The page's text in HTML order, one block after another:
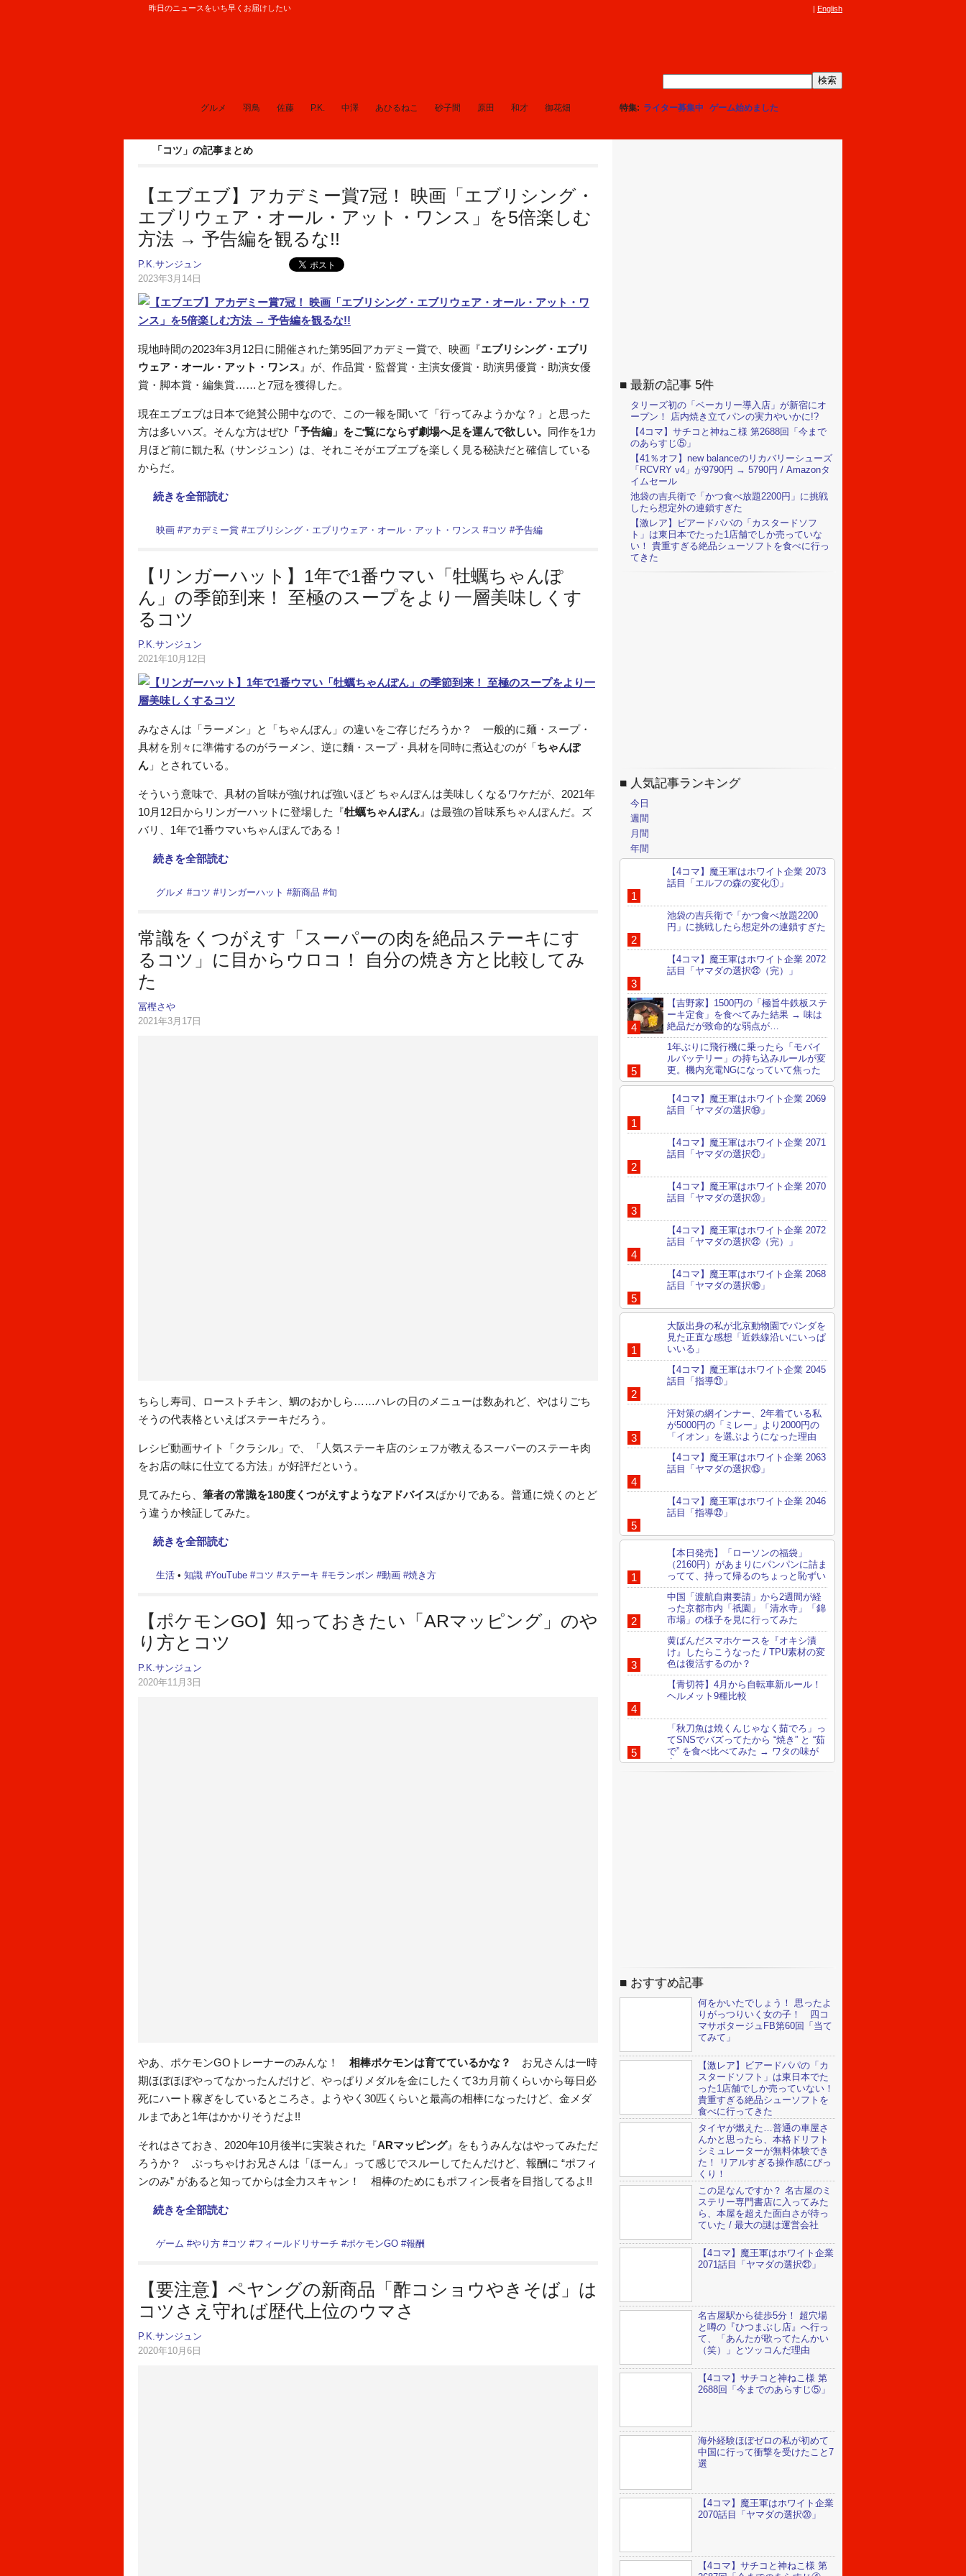
昨日のニュースをいち早くお届けしたい English
グルメ 羽鳥 佐藤 P.K. 中澤 あひるねこ 砂子間 原田 和才 御花畑 特集 ライター募集中 ゲーム始めました
「コツ」の記事まとめ
【エブエブ】アカデミー賞7冠！ 映画「エブリシング・
エブリウェア・オール・アット・ワンス」を5倍楽しむ
方法 → 予告編を観るな!!
P.K.サンジュン
2023年3月14日
現地時間の2023年3月12日に開催された第95回アカデミー賞で、映画『エブリシング・エブリ
ウェア・オール・アット・ワンス 』が、作品賞・監督賞・主演女優賞・助演男優賞・助演女優
賞・脚本賞・編集賞……と7冠を獲得した。
現在エブエブは日本で絶賛公開中なので、この一報を聞いて「行ってみようかな？」と思った
方は多いハズ。そんな方はぜひ 「予告編」をご覧にならず劇場へ足を運んで欲しい。 同作を1カ
月ほど前に観た私（サンジュン）は、それこそがエブエブを楽しく見る秘訣だと確信している
からだ。
続きを全部読む
映画 #アカデミー賞 #エブリシング・エブリウェア・オール・アット・ワンス #コツ #予告編
【リンガーハット】1年で1番ウマい「牡蠣ちゃんぽ
ん」の季節到来！ 至極のスープをより一層美味しくす
るコツ
P.K.サンジュン
2021年10月12日
みなさんは「ラーメン」と「ちゃんぽん」の違いをご存じだろうか？ 一般的に麺・スープ・
具材を別々に準備するのがラーメン、逆に麵・スープ・具材を同時に煮込むのが「ちゃんぽ
ん 」とされている。
そういう意味で、具材の旨味が強ければ強いほど ちゃんぽんは美味しくなるワケだが、2021年
10月12日からリンガーハットに登場した『牡蠣ちゃんぽん 』は最強の旨味系ちゃんぽんだ。ズ
バリ、1年で1番ウマいちゃんぽんである！
続きを全部読む
グルメ #コツ #リンガーハット #新商品 #旬
常識をくつがえす「スーパーの肉を絶品ステーキにす
るコツ」に目からウロコ！ 自分の焼き方と比較してみ
た
冨樫さや
2021年3月17日
ちらし寿司、ローストチキン、鯛のおかしら……ハレの日のメニューは数あれど、やはりごち
そうの代表格といえばステーキだろう。
レシピ動画サイト「クラシル」で、「人気ステーキ店のシェフが教えるスーパーのステーキ肉
をお店の味に仕立てる方法」が好評だという。
見てみたら、 筆者の常識を180度くつがえすようなアドバイスばかりである。普通に焼くのとど
う違うか検証してみた。
続きを全部読む
生活 • 知識 #YouTube #コツ #ステーキ #モランボン #動画 #焼き方
【ポケモンGO】知っておきたい「ARマッピング」のや
り方とコツ
P.K.サンジュン
2020年11月3日
やあ、ポケモンGOトレーナーのみんな！ 相棒ポケモンは育てているかな？
お兄さんは一時
期ほぼほぼやってなかったんだけど、やっぱりメダルを金にしたくて3カ月前くらいから毎日必
死にハート稼ぎをしているところさ。ようやく30匹くらいと最高の相棒になったけど、金メダ
ルまであと1年はかかりそうだよ!!
それはさておき、2020年10月後半に実装された『ARマッピング』をもうみんなはやってみただ
ろうか？ ぶっちゃけお兄さんは「ほーん」って感じでスルーしてたんだけど、報酬に “ポフィ
ンのみ” があると知ってからは全力スキャン！ 相棒のためにもポフィン長者を目指してるよ!!
続きを全部読む
ゲーム #やり方 #コツ #フィールドリサーチ #ポケモンGO #報酬
【要注意】ペヤングの新商品「酢コショウやきそば」は
コツさえ守れば歴代上位のウマさ
P.K.サンジュン
2020年10月6日
最新の記事 5件
タリーズ初の「ベーカリー導入店」が新宿にオ
ープン！ 店内焼き立てパンの実力やいかに!?
【4コマ】サチコと神ねこ様 第2688回「今まで
のあらすじ⑤」
【41％オフ】new balanceのリカバリーシューズ
「RCVRY v4」が9790円 → 5790円 / Amazonタ
イムセール
池袋の吉兵衛で「かつ食べ放題2200円」に挑戦
したら想定外の連鎖すぎた
【激レア】ビアードパパの「カスタードソフ
ト」は東日本でたった1店舗でしか売っていな
い！ 貴重すぎる絶品シューソフトを食べに行っ
てきた
人気記事ランキング
今日
週間
月間
年間
【4コマ】魔王軍はホワイト企業 2073
話目「エルフの森の変化①」
池袋の吉兵衛で「かつ食べ放題2200
円」に挑戦したら想定外の連鎖すぎた
【4コマ】魔王軍はホワイト企業 2072
話目「ヤマダの選択㉒（完）」
【吉野家】1500円の「極旨牛鉄板ステ
ーキ定食」を食べてみた結果 → 味は
絶品だが致命的な弱点が…
1年ぶりに飛行機に乗ったら「モバイ
ルバッテリー」の持ち込みルールが変
更。機内充電NGになっていて焦った
【4コマ】魔王軍はホワイト企業 2069
話目「ヤマダの選択⑲」
【4コマ】魔王軍はホワイト企業 2071
話目「ヤマダの選択㉑」
【4コマ】魔王軍はホワイト企業 2070
話目「ヤマダの選択⑳」
【4コマ】魔王軍はホワイト企業 2072
話目「ヤマダの選択㉒（完）」
【4コマ】魔王軍はホワイト企業 2068
話目「ヤマダの選択⑱」
大阪出身の私が北京動物園でパンダを
見た正直な感想「近鉄線沿いにいっぱ
いいる」
【4コマ】魔王軍はホワイト企業 2045
話目「指導㉑」
汗対策の網インナー、2年着ている私
が5000円の「ミレー」より2000円の
「イオン」を選ぶようになった理由
【4コマ】魔王軍はホワイト企業 2063
話目「ヤマダの選択⑬」
【4コマ】魔王軍はホワイト企業 2046
話目「指導㉒」
【本日発売】「ローソンの福袋」
（2160円）があまりにパンパンに詰ま
ってて、持って帰るのちょっと恥ずい
中国「渡航自粛要請」から2週間が経
った京都市内「祇園」「清水寺」「錦
市場」の様子を見に行ってみた
黄ばんだスマホケースを『オキシ漬
け』したらこうなった / TPU素材の変
色は復活するのか？
【青切符】4月から自転車新ルール！
ヘルメット9種比較
「秋刀魚は焼くんじゃなく茹でろ」っ
てSNSでバズってたから “焼き” と “茹
で” を食べ比べてみた → ワタの味が
変わってる！
おすすめ記事
何をかいたでしょう！ 思ったよ
りがっつりいく女の子！ 四コ
マサボタージュFB第60回「当て
てみて」
【激レア】ビアードパパの「カ
スタードソフト」は東日本でた
った1店舗でしか売っていない！
貴重すぎる絶品シューソフトを
食べに行ってきた
タイヤが燃えた…普通の車屋さ
んかと思ったら、本格ドリフト
シミュレーターが無料体験でき
た！ リアルすぎる操作感にびっ
くり！
この足なんですか？ 名古屋のミ
ステリー専門書店に入ってみた
ら、本屋を超えた面白さが待っ
ていた / 最大の謎は運営会社
【4コマ】魔王軍はホワイト企業
2071話目「ヤマダの選択㉑」
名古屋駅から徒歩5分！ 超穴場
と噂の『ひつまぶし店』へ行っ
て、「あんたが歌ってたんかい
（笑）」とツッコんだ理由
【4コマ】サチコと神ねこ様 第
2688回「今までのあらすじ⑤」
海外経験ほぼゼロの私が初めて
中国に行って衝撃を受けたこと7
選
【4コマ】魔王軍はホワイト企業
2070話目「ヤマダの選択⑳」
【4コマ】サチコと神ねこ様 第